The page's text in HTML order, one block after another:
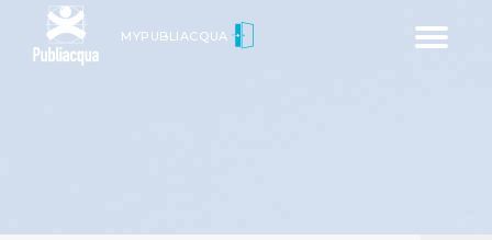
Toggle
MYPUBLIACQUA